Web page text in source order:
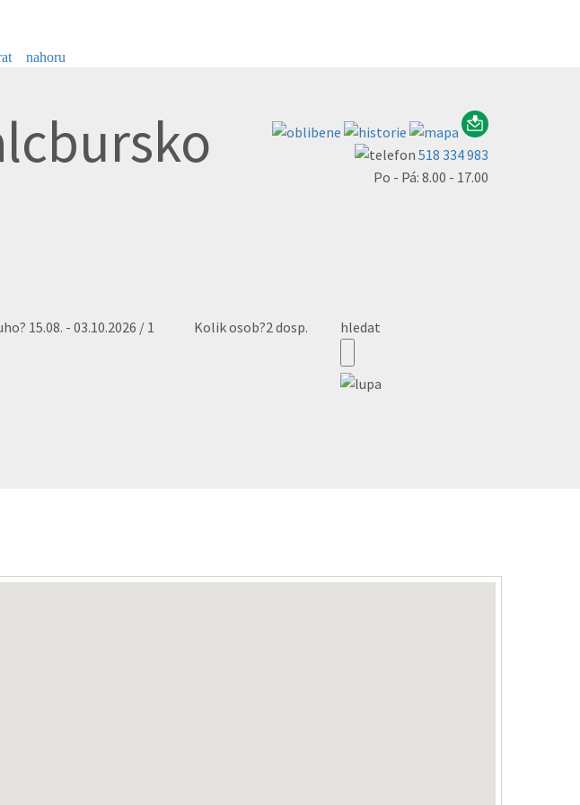
nahoru
518 334 983
Po - Pá: 8.00 - 17.00
15.08. - 03.10.2026 / 1
Kolik osob?2 dosp. hledat